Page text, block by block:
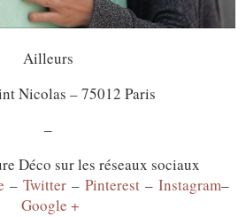
Ailleurs
Nicolas – 75012 Paris
–
Déco sur les réseaux sociaux
– Twitter – Pinterest – Instagram–
Google +